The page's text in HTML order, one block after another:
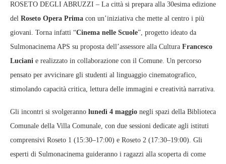
ROSETO DEGLI ABRUZZI – La città si prepara alla 30esima edizione
del Roseto Opera Prima con un’iniziativa che mette al centro i più
giovani. Torna infatti “Cinema nelle Scuole”, progetto ideato da
Sulmonacinema APS su proposta dell’assessore alla Cultura Francesco
Luciani e realizzato in collaborazione con il Comune. Un percorso
pensato per avvicinare gli studenti al linguaggio cinematografico,
stimolando capacità critica, lettura delle immagini e creatività narrativa.
Gli incontri si svolgeranno lunedì 4 maggio negli spazi della Biblioteca
Comunale della Villa Comunale, con due sessioni dedicate agli istituti
comprensivi Roseto 1 (15:30–17:00) e Roseto 2 (17:30–19:00). Gli
esperti di Sulmonacinema guideranno i ragazzi alla scoperta di come